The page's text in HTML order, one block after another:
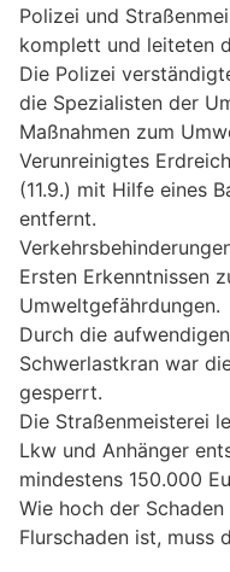
Polizei und
komplett und leiteten
Die Polizei
die Spezialisten der
Maßnahmen zum
Verunreinigtes
(11.9.) mit Hilfe eines
entfernt.
Ersten Erkenntnissen
Umweltgefährdungen.
Durch die
Schwerlastkran war
gesperrt.
Die Straßenmeisterei
Lkw und Anhänger
mindestens 150.000
Wie hoch der
Flurschaden ist, muss